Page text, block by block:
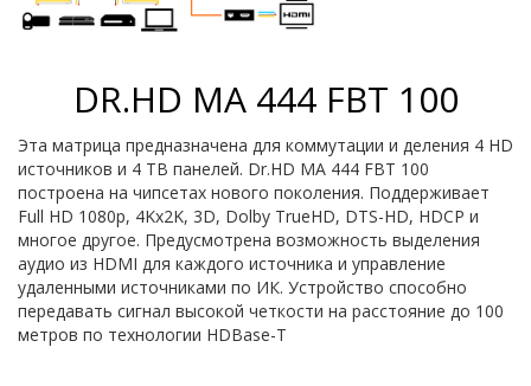
DR.HD MA 444 FBT 100
Эта матрица предназначена для коммутации и деления 4 HD
источников и 4 ТВ панелей. Dr.HD MA 444 FBT 100
построена на чипсетах нового поколения. Поддерживает
Full HD 1080p, 4Kx2K, 3D, Dolby TrueHD, DTS-HD, HDCP и
многое другое. Предусмотрена возможность выделения
аудио из HDMI для каждого источника и управление
удаленными источниками по ИК. Устройство способно
передавать сигнал высокой четкости на расстояние до 100
метров по технологии HDBase-T